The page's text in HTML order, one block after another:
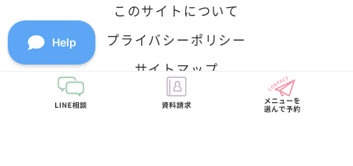
このサイトについて
プライバシーポリシー
サイトマップ
©2010 永見株式会社